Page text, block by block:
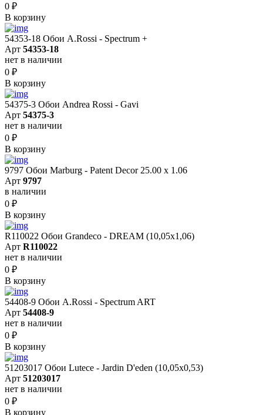
0 ₽
В корзину
54353-18 Обои A.Rossi - Spectrum +
Арт 54353-18
нет в наличии
0 ₽
В корзину
54375-3 Обои Andrea Rossi - Gavi
Арт 54375-3
нет в наличии
0 ₽
В корзину
9797 Обои Marburg - Patent Decor 25.00 х 1.06
Арт 9797
в наличии
0 ₽
В корзину
R110022 Обои Grandeco - DREAM (10,05х1,06)
Арт R110022
нет в наличии
0 ₽
В корзину
54408-9 Обои A.Rossi - Spectrum ART
Арт 54408-9
нет в наличии
0 ₽
В корзину
51203017 Обои Lutece - Jardin D'eden (10,05x0,53)
Арт 51203017
нет в наличии
0 ₽
В корзину